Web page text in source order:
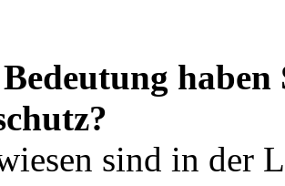
haben
sind in der